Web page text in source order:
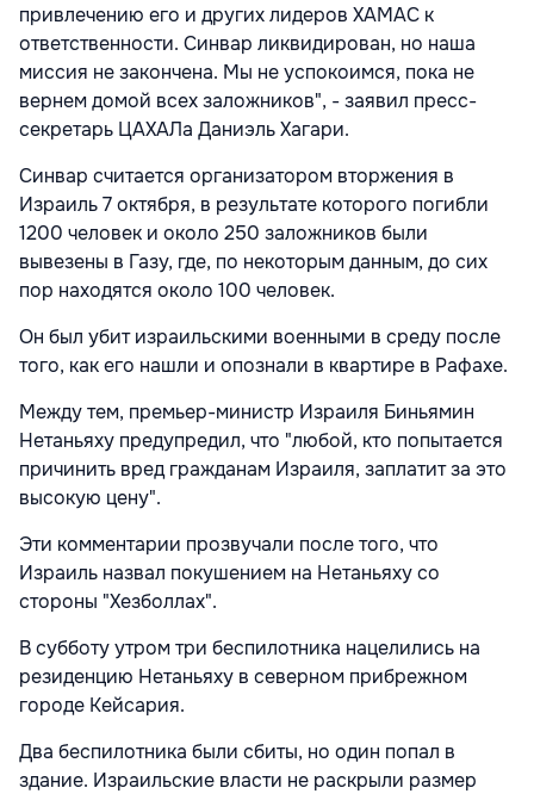
привлечению его и других лидеров ХАМАС к
ответственности. Синвар ликвидирован, но наша
миссия не закончена. Мы не успокоимся, пока не
вернем домой всех заложников", - заявил пресс-
секретарь ЦАХАЛа Даниэль Хагари.
Синвар считается организатором вторжения в
Израиль 7 октября, в результате которого погибли
1200 человек и около 250 заложников были
вывезены в Газу, где, по некоторым данным, до сих
пор находятся около 100 человек.
Он был убит израильскими военными в среду после
того, как его нашли и опознали в квартире в Рафахе.
Между тем, премьер-министр Израиля Биньямин
Нетаньяху предупредил, что "любой, кто попытается
причинить вред гражданам Израиля, заплатит за это
высокую цену".
Эти комментарии прозвучали после того, что
Израиль назвал покушением на Нетаньяху со
стороны "Хезболлах".
В субботу утром три беспилотника нацелились на
резиденцию Нетаньяху в северном прибрежном
городе Кейсария.
Два беспилотника были сбиты, но один попал в
здание. Израильские власти не раскрыли размер